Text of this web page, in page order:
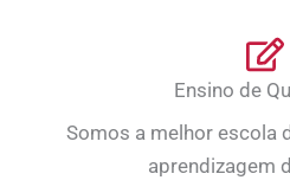
Ensino de
Somos a melhor escola
aprendizagem